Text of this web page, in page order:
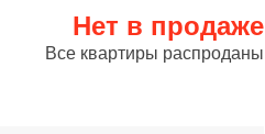
Нет в продаже
Все квартиры распроданы